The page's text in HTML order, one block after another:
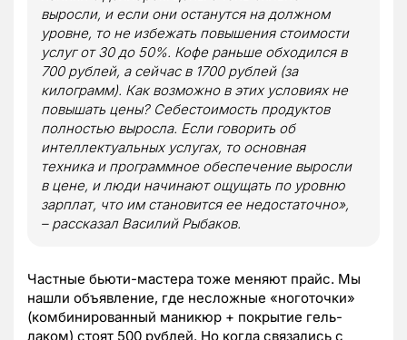
выросли, и если они останутся на должном
уровне, то не избежать повышения стоимости
услуг от 30 до 50%. Кофе раньше обходился в
700 рублей, а сейчас в 1700 рублей (за
килограмм). Как возможно в этих условиях не
повышать цены? Себестоимость продуктов
полностью выросла. Если говорить об
интеллектуальных услугах, то основная
техника и программное обеспечение выросли
в цене, и люди начинают ощущать по уровню
зарплат, что им становится ее недостаточно»,
– рассказал Василий Рыбаков.
Частные бьюти-мастера тоже меняют прайс. Мы
нашли объявление, где несложные «ноготочки»
(комбинированный маникюр + покрытие гель-
лаком) стоят 500 рублей. Но когда связались с